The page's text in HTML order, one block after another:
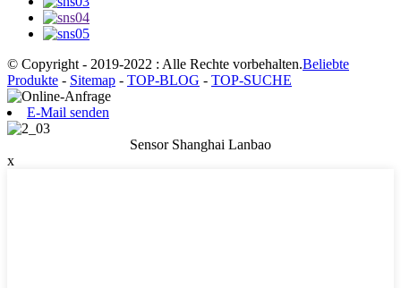
© Copyright - 2019-2022 : Alle Rechte vorbehalten.Beliebte
Produkte - Sitemap - TOP-BLOG - TOP-SUCHE
E-Mail senden
Sensor Shanghai Lanbao
x